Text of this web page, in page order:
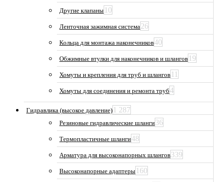
Другие клапаны 10
Ленточная зажимная система26
Кольца для монтажа наконечников40
Обжимные втулки для наконечников и шлангов 19
Хомуты и крепления для труб и шлангов 11
Хомуты для соединения и ремонта труб4
Гидравлика (высокое давление) 1 287
Резиновые гидравлические шланги36
Термопластичные шланги48
Арматура для высоконапорных шлангов339
Высоконапорные адаптеры 160